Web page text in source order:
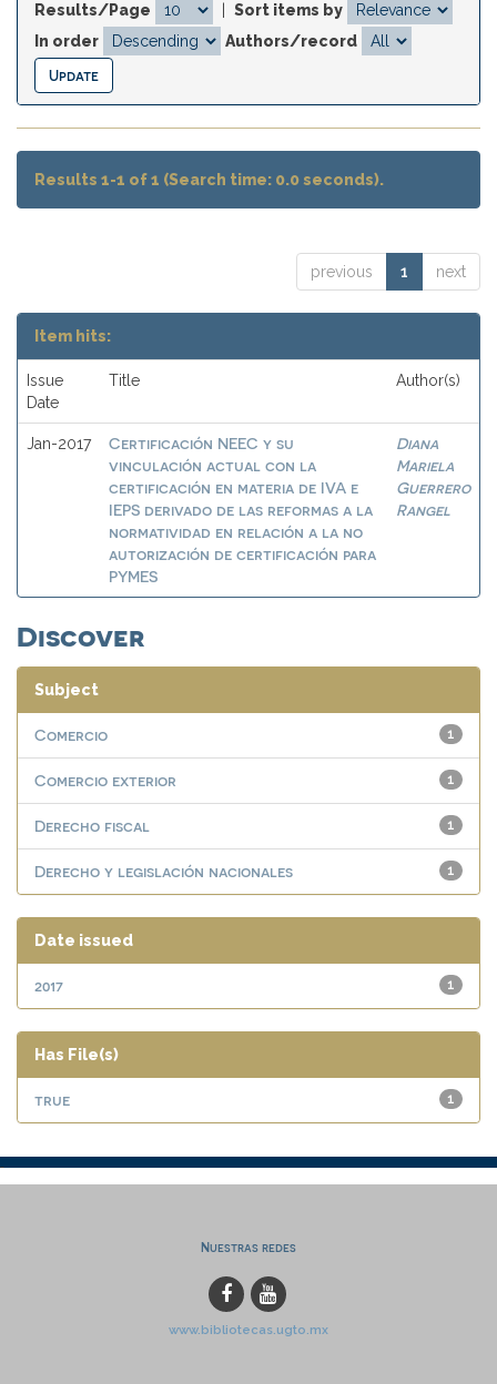
Results/Page
Sort items by
In order
Authors/record
Results 1-1 of 1 (Search time: 0.0 seconds).
previous 1 next
Item hits:
Issue
Date
Title Author(s)
Jan-2017
Certificación NEEC y su
vinculación actual con la
certificación en materia de IVA e
IEPS derivado de las reformas a la
normatividad en relación a la no
autorización de certificación para
PYMES
Diana
Mariela
Guerrero
Rangel
Discover
Subject
1
Comercio
1
Comercio exterior
1
Derecho fiscal
1
Derecho y legislación nacionales
Date issued
1
2017
Has File(s)
1
true
Nuestras redes
www.bibliotecas.ugto.mx